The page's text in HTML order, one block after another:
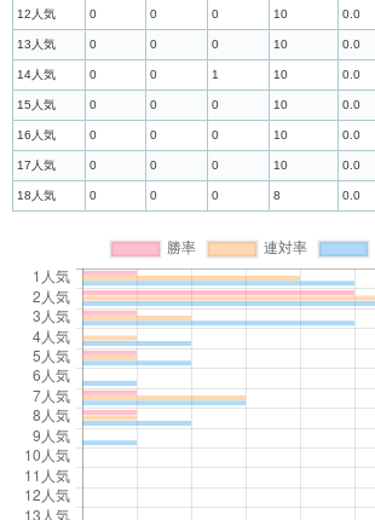
12人気 0 0 0 10 0.0
13人気 0 0 0 10 0.0
14人気 0 0 1 10 0.0
15人気 0 0 0 10 0.0
16人気 0 0 0 10 0.0
17人気 0 0 0 10 0.0
18人気 0 0 0 8 0.0